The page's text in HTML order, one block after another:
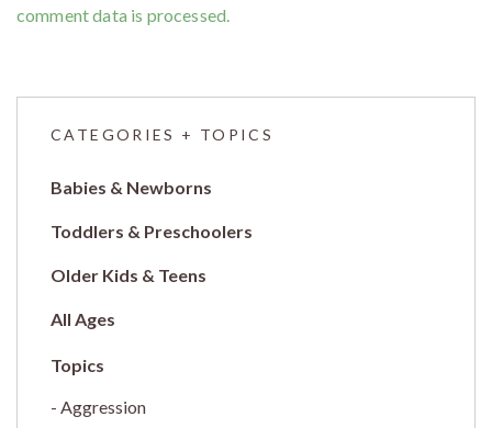
comment data is processed.
CATEGORIES + TOPICS
Babies & Newborns
Toddlers & Preschoolers
Older Kids & Teens
All Ages
Aggression